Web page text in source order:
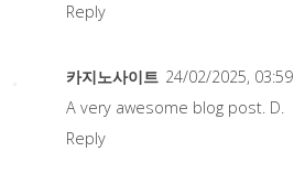
Reply
카지노사이트 24/02/2025, 03:59
A very awesome blog post. D.
Reply